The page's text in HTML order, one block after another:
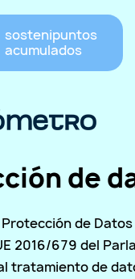
sostenipuntos
acumulados
de
de
2016/679 del
tratamiento de